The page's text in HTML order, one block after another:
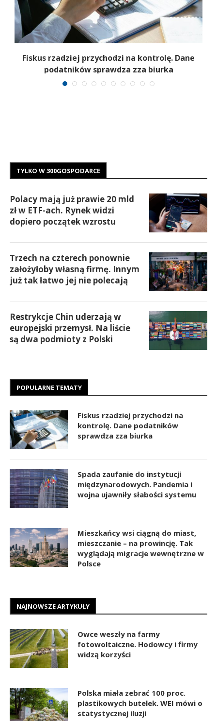
Fiskus rzadziej przychodzi na kontrolę. Dane
podatników sprawdza zza biurka
TYLKO W 300GOSPODARCE
Polacy mają już prawie 20 mld
zł w ETF-ach. Rynek widzi
dopiero początek wzrostu
Trzech na czterech ponownie
założyłoby własną firmę. Innym
już tak łatwo jej nie polecają
Restrykcje Chin uderzają w
europejski przemysł. Na liście
są dwa podmioty z Polski
POPULARNE TEMATY
Fiskus rzadziej przychodzi na
kontrolę. Dane podatników
sprawdza zza biurka
Spada zaufanie do instytucji
międzynarodowych. Pandemia i
wojna ujawniły słabości systemu
Mieszkańcy wsi ciągną do miast,
mieszczanie – na prowincję. Tak
wyglądają migracje wewnętrzne w
Polsce
NAJNOWSZE ARTYKUŁY
Owce weszły na farmy
fotowoltaiczne. Hodowcy i firmy
widzą korzyści
Polska miała zebrać 100 proc.
plastikowych butelek. WEI mówi o
statystycznej iluzji